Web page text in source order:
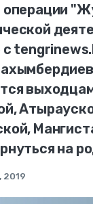
операции
на
2019